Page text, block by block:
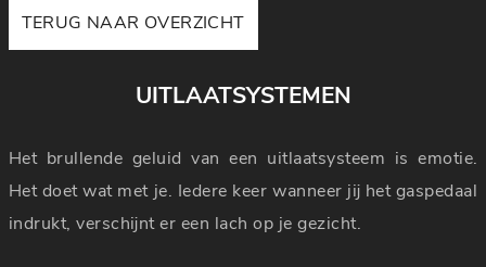
TERUG NAAR OVERZICHT
UITLAATSYSTEMEN
Het brullende geluid van een uitlaatsysteem is emotie.
Het doet wat met je. Iedere keer wanneer jij het gaspedaal
indrukt, verschijnt er een lach op je gezicht.